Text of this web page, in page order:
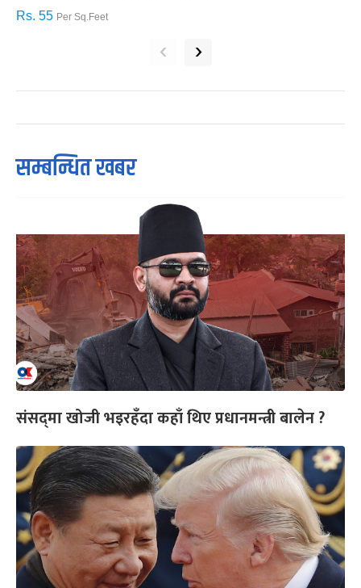
Rs. 55 Per Sq.Feet
‹ ›
सम्बन्धित खबर
संसद्‌मा खोजी भइरहँदा कहाँ थिए प्रधानमन्त्री बालेन ?